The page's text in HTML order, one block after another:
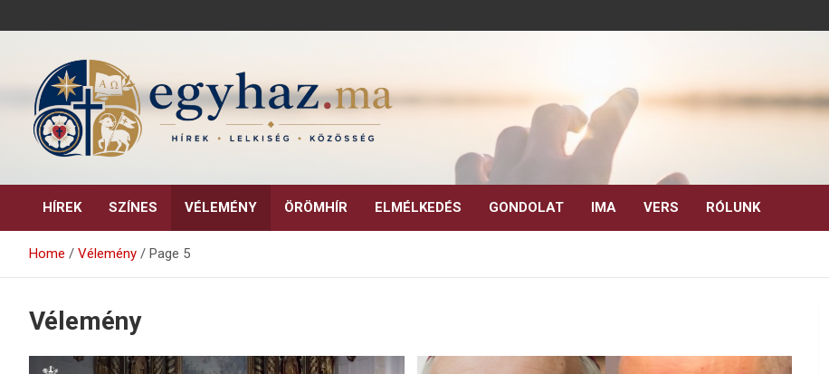
to
egyhaz.ma
HÍREK SZÍNES VÉLEMÉNY ÖRÖMHÍR ELMÉLKEDÉS GONDOLAT IMA VERS RÓLUNK
Home Vélemény Page 5
Vélemény